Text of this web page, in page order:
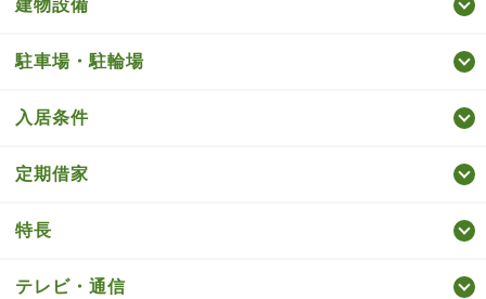
建物設備
駐車場・駐輪場
入居条件
定期借家
特長
テレビ・通信